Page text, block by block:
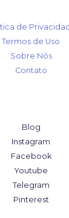
de
Termos de Uso
Sobre Nós
Contato
Blog
Instagram
Facebook
Youtube
Telegram
Pinterest